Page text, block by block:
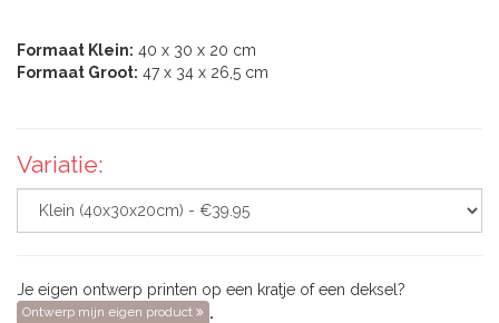
Formaat Klein: 40 x 30 x 20 cm
Formaat Groot: 47 x 34 x 26,5 cm
Variatie:
Je eigen ontwerp printen op een kratje of een deksel?
Ontwerp mijn eigen product .